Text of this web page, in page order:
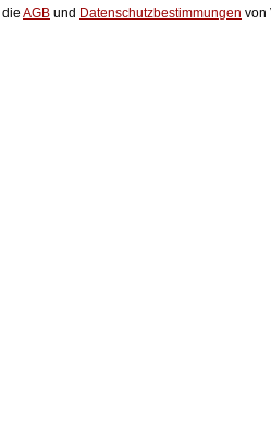
AGB und Datenschutzbestimmungen von